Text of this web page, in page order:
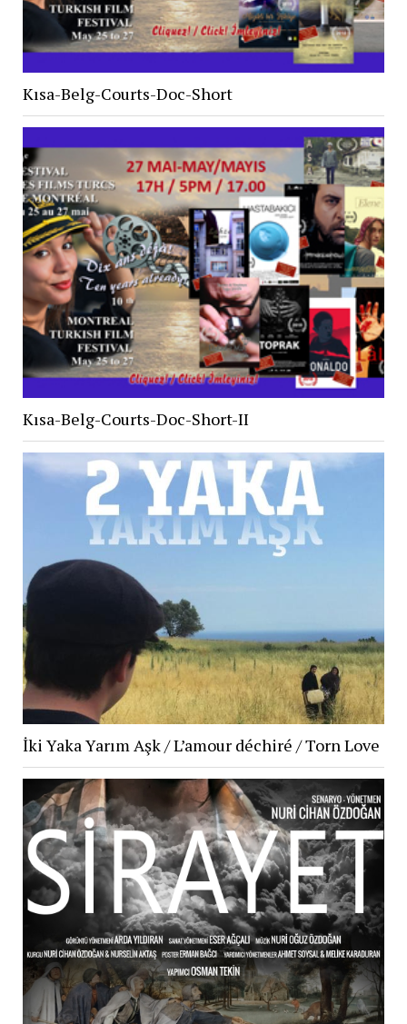
Kısa-Belg-Courts-Doc-Short
Kısa-Belg-Courts-Doc-Short-II
İki Yaka Yarım Aşk / L’amour déchiré / Torn Love